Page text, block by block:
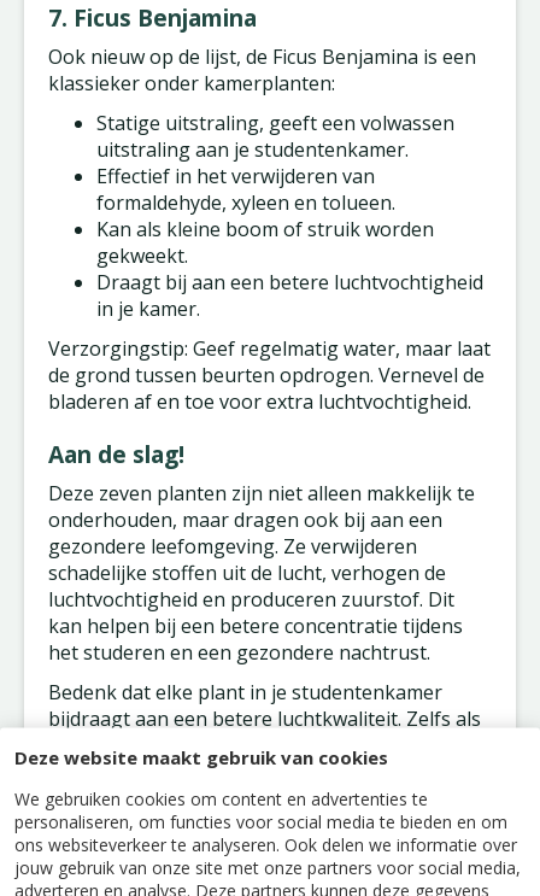
Deze website maakt gebruik van cookies
We gebruiken cookies om content en advertenties te
personaliseren, om functies voor social media te bieden en om
ons websiteverkeer te analyseren. Ook delen we informatie over
jouw gebruik van onze site met onze partners voor social media,
adverteren en analyse. Deze partners kunnen deze gegevens
7. Ficus Benjamina
Ook nieuw op de lijst, de Ficus Benjamina is een
klassieker onder kamerplanten:
Statige uitstraling, geeft een volwassen
uitstraling aan je studentenkamer.
Effectief in het verwijderen van
formaldehyde, xyleen en tolueen.
Kan als kleine boom of struik worden
gekweekt.
Draagt bij aan een betere luchtvochtigheid
in je kamer.
Verzorgingstip: Geef regelmatig water, maar laat
de grond tussen beurten opdrogen. Vernevel de
bladeren af en toe voor extra luchtvochtigheid.
Aan de slag!
Deze zeven planten zijn niet alleen makkelijk te
onderhouden, maar dragen ook bij aan een
gezondere leefomgeving. Ze verwijderen
schadelijke stoffen uit de lucht, verhogen de
luchtvochtigheid en produceren zuurstof. Dit
kan helpen bij een betere concentratie tijdens
het studeren en een gezondere nachtrust.
Bedenk dat elke plant in je studentenkamer
bijdraagt aan een betere luchtkwaliteit. Zelfs als
je maar ruimte hebt voor één of twee planten,
zal je al verschil merken. Start klein en breid
geleidelijk uit naarmate je meer ervaring krijgt.
Onthoud dat zelfs deze onderhoudsarme
planten wat aandacht nodig hebben. Maak er